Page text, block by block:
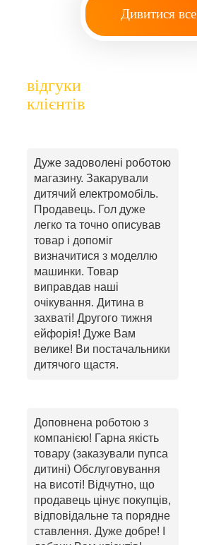
Дивитися все
відгуки
клієнтів
Дуже задоволені роботою
магазину. Закарували
дитячий електромобіль.
Продавець. Гол дуже
легко та точно описував
товар і допоміг
визначитися з моделлю
машинки. Товар
виправдав наші
очікування. Дитина в
захваті! Другого тижня
ейфорія! Дуже Вам
велике! Ви постачальники
дитячого щастя.
Доповнена роботою з
компанією! Гарна якість
товару (заказували пупса
дитині) Обслуговування
на висоті! Відчутно, що
продавець цінує покупців,
відповідальне та порядне
ставлення. Дуже добре! І